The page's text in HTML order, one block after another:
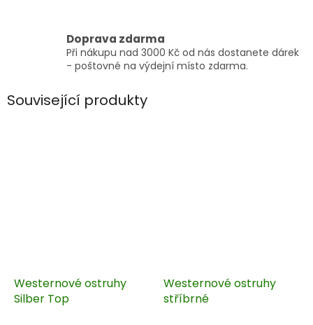
Doprava zdarma
Při nákupu nad 3000 Kč od nás dostanete dárek
- poštovné na výdejní místo zdarma.
Související produkty
Westernové ostruhy
Silber Top
Westernové ostruhy
stříbrné